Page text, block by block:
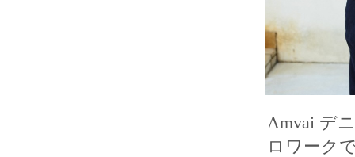
Amvai デ
ロワーク